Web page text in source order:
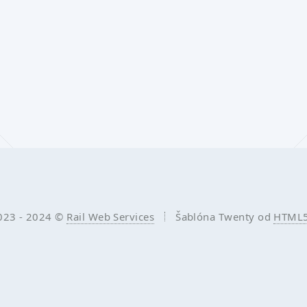
- 2024 © Rail Web Services Šablóna Twenty od